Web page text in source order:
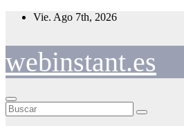
Saltar
Vie. Ago 7th, 2026
webinstant.es